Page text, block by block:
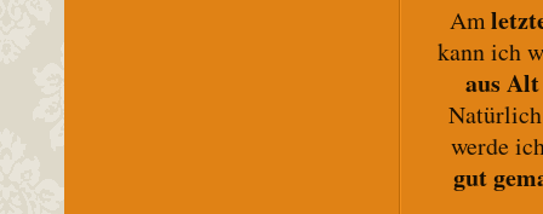
Am
kann ich
aus
werde
gut